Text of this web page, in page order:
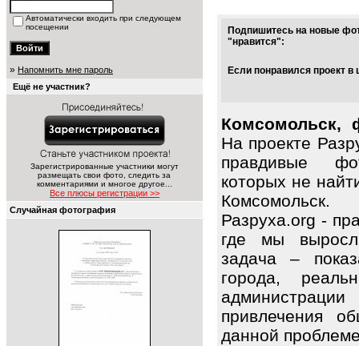
Автоматически входить при следующем
посещении
» Напомнить мне пароль
Ещё не участник?
Зарегистрированные участники могут
размещать свои фото, следить за
комментариями и многое другое...
Все плюсы регистрации >>
Случайная фотография
Подпишитесь на новые
"нравится":
Если понравился проект
Комсомольск,
На проекте
правдивые
которых не
Комсомольск.
Разруха.org -
где мы
задача –
города,
привлечения
данной